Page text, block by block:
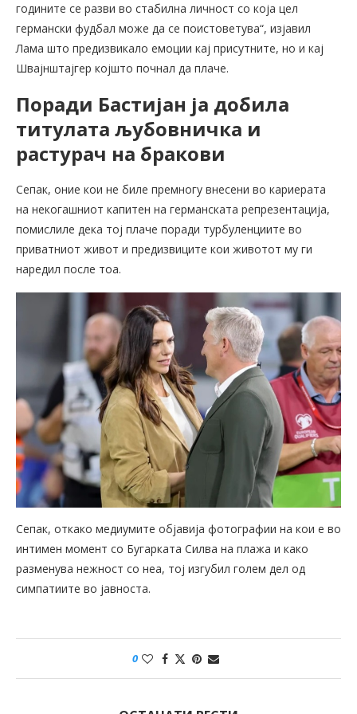
годините се разви во стабилна личност со која цел
германски фудбал може да се поистоветува“, изјавил
Лама што предизвикало емоции кај присутните, но и кај
Швајнштајгер којшто почнал да плаче.
Поради Бастијан ја добила
титулата љубовничка и
растурач на бракови
Сепак, оние кои не биле премногу внесени во кариерата
на некогашниот капитен на германската репрезентација,
помислиле дека тој плаче поради турбуленциите во
приватниот живот и предизвиците кои животот му ги
наредил после тоа.
Сепак, откако медиумите објавија фотографии на кои е во
интимен момент со Бугарката Силва на плажа и како
разменува нежност со неа, тој изгубил голем дел од
симпатиите во јавноста.
0